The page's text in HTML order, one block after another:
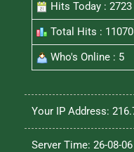
Hits Today : 2723
Total Hits :
Who's Online : 5
Your IP Address:
Server Time: 26-08-06